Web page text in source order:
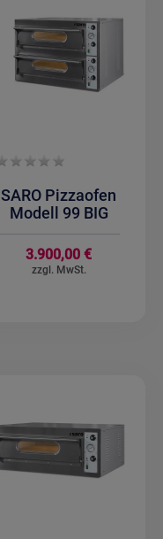
SARO Pizzaofen
Modell 99 BIG
3.900,00 €